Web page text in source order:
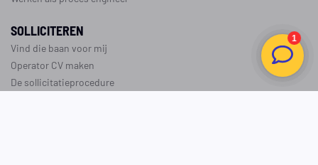
SOLLICITEREN
Vind die baan voor mij
Operator CV maken
De sollicitatieprocedure